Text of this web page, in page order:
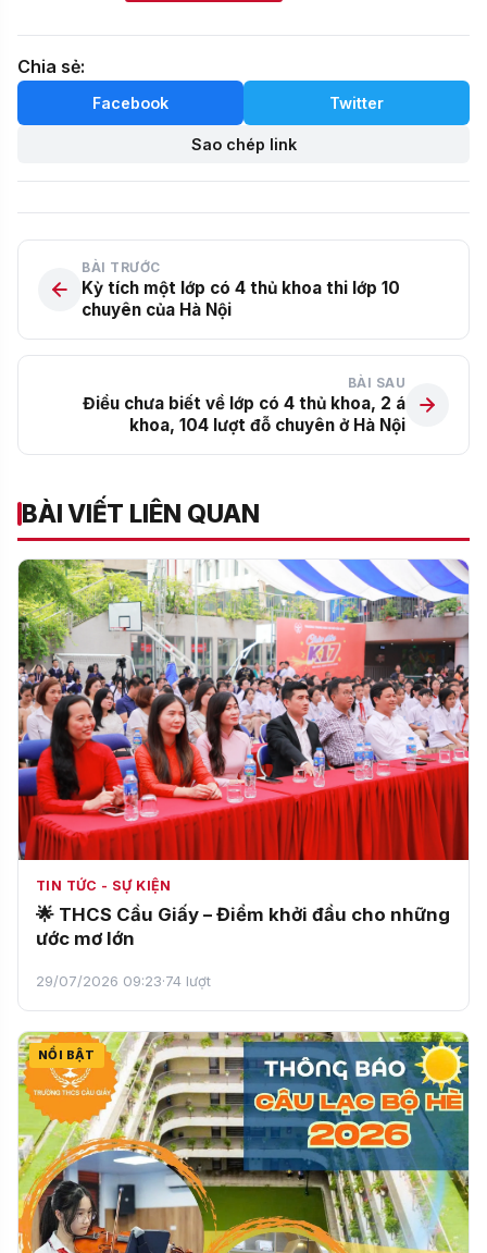
Chia sẻ:
Facebook Twitter
Sao chép link
BÀI TRƯỚC
Kỳ tích một lớp có 4 thủ khoa thi lớp 10
chuyên của Hà Nội
BÀI SAU
Điều chưa biết về lớp có 4 thủ khoa, 2 á
khoa, 104 lượt đỗ chuyên ở Hà Nội
BÀI VIẾT LIÊN QUAN
TIN TỨC - SỰ KIỆN
🌟 THCS Cầu Giấy – Điểm khởi đầu cho những
ước mơ lớn
29/07/2026 09:23·74 lượt
NỔI BẬT